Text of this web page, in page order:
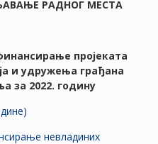
РАДНОГ МЕСТА
пројеката
и удружења грађана
за 2022. годину
невладиних